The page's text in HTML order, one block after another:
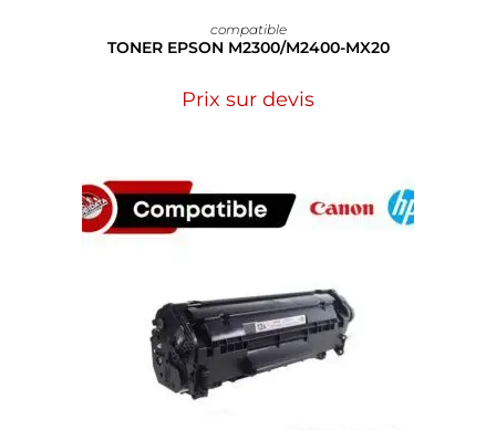
compatible
TONER EPSON M2300/M2400-MX20
Prix sur devis